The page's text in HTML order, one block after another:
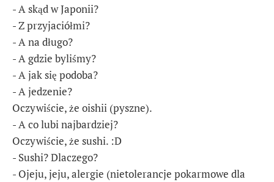
- A skąd w Japonii?
- Z przyjaciółmi?
- A na długo?
- A gdzie byliśmy?
- A jak się podoba?
- A jedzenie?
Oczywiście, że oishii (pyszne).
- A co lubi najbardziej?
Oczywiście, że sushi. :D
- Sushi? Dlaczego?
- Ojeju, jeju, alergie (nietolerancje pokarmowe dla